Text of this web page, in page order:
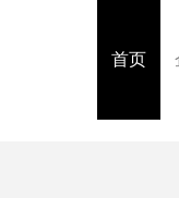
首页